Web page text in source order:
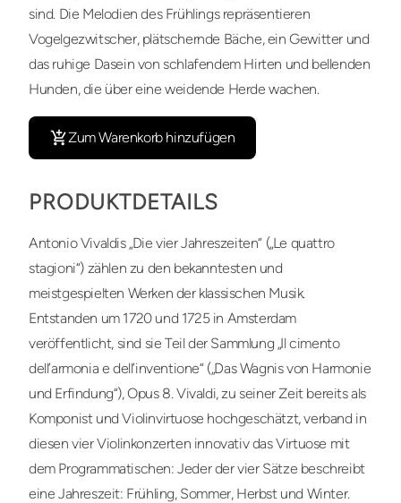
sind. Die Melodien des Frühlings repräsentieren
Vogelgezwitscher, plätschernde Bäche, ein Gewitter und
das ruhige Dasein von schlafendem Hirten und bellenden
Hunden, die über eine weidende Herde wachen.
Zum Warenkorb hinzufügen
PRODUKTDETAILS
Antonio Vivaldis „Die vier Jahreszeiten“ („Le quattro
stagioni“) zählen zu den bekanntesten und
meistgespielten Werken der klassischen Musik.
Entstanden um 1720 und 1725 in Amsterdam
veröffentlicht, sind sie Teil der Sammlung „Il cimento
dell’armonia e dell’inventione“ („Das Wagnis von Harmonie
und Erfindung“), Opus 8. Vivaldi, zu seiner Zeit bereits als
Komponist und Violinvirtuose hochgeschätzt, verband in
diesen vier Violinkonzerten innovativ das Virtuose mit
dem Programmatischen: Jeder der vier Sätze beschreibt
eine Jahreszeit: Frühling, Sommer, Herbst und Winter.